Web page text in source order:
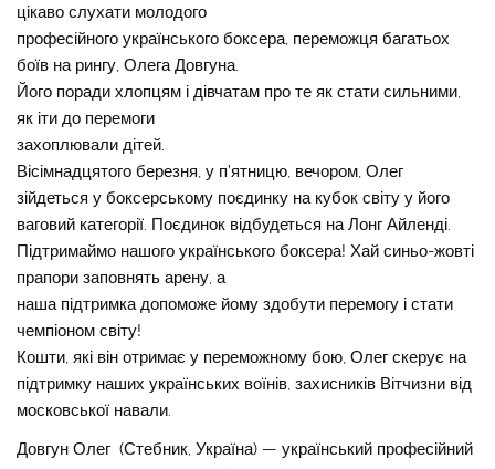
цікаво слухати молодого
професійного українського боксера, переможця багатьох
боїв на рингу, Олега Довгуна.
Його поради хлопцям і дівчатам про те як стати сильними,
як іти до перемоги
захоплювали дітей.
Вісімнадцятого березня, у п’ятницю, вечором, Олег
зійдеться у боксерському поєдинку на кубок світу у його
ваговий категорії. Поєдинок відбудеться на Лонг Айленді.
Підтримаймо нашого українського боксера! Хай синьо-жовті
прапори заповнять арену, а
наша підтримка допоможе йому здобути перемогу і стати
чемпіоном світу!
Кошти, які він отримає у переможному бою, Олег скерує на
підтримку наших українських воїнів, захисників Вітчизни від
московської навали.
Довгун Олег (Стебник, Україна) — український професійний